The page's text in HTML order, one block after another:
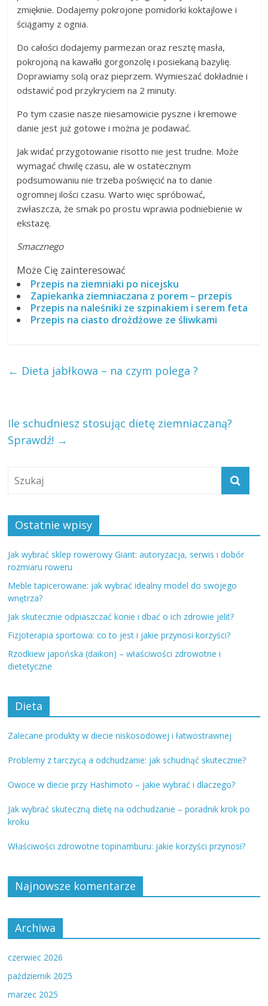
zmięknie. Dodajemy pokrojone pomidorki koktajlowe i
ściągamy z ognia.
Do całości dodajemy parmezan oraz resztę masła,
pokrojoną na kawałki gorgonzolę i posiekaną bazylię.
Doprawiamy solą oraz pieprzem. Wymieszać dokładnie i
odstawić pod przykryciem na 2 minuty.
Po tym czasie nasze niesamowicie pyszne i kremowe
danie jest już gotowe i można je podawać.
Jak widać przygotowanie risotto nie jest trudne. Może
wymagać chwilę czasu, ale w ostatecznym
podsumowaniu nie trzeba poświęcić na to danie
ogromnej ilości czasu. Warto więc spróbować,
zwłaszcza, że smak po prostu wprawia podniebienie w
ekstazę.
Smacznego
Może Cię zainteresować
Przepis na ziemniaki po nicejsku
Zapiekanka ziemniaczana z porem – przepis
Przepis na naleśniki ze szpinakiem i serem feta
Przepis na ciasto drożdżowe ze śliwkami
← Dieta jabłkowa – na czym polega ?
Ile schudniesz stosując dietę ziemniaczaną?
Sprawdź! →
Ostatnie wpisy
Jak wybrać sklep rowerowy Giant: autoryzacja, serwis i dobór
rozmiaru roweru
Meble tapicerowane: jak wybrać idealny model do swojego
wnętrza?
Jak skutecznie odpiaszczać konie i dbać o ich zdrowie jelit?
Fizjoterapia sportowa: co to jest i jakie przynosi korzyści?
Rzodkiew japońska (daikon) – właściwości zdrowotne i
dietetyczne
Dieta
Zalecane produkty w diecie niskosodowej i łatwostrawnej
Problemy z tarczycą a odchudzanie: jak schudnąć skutecznie?
Owoce w diecie przy Hashimoto – jakie wybrać i dlaczego?
Jak wybrać skuteczną dietę na odchudzanie – poradnik krok po
kroku
Właściwości zdrowotne topinamburu: jakie korzyści przynosi?
Najnowsze komentarze
Archiwa
czerwiec 2026
październik 2025
marzec 2025